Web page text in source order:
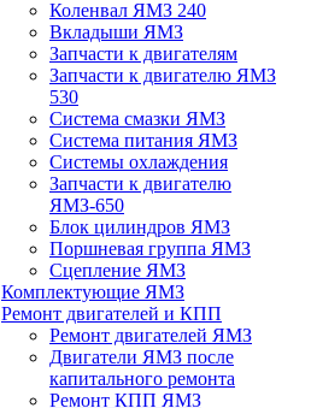
Коленвал ЯМЗ 240
Вкладыши ЯМЗ
Запчасти к двигателям
Запчасти к двигателю ЯМЗ
530
Система смазки ЯМЗ
Система питания ЯМЗ
Системы охлаждения
Запчасти к двигателю
ЯМЗ-650
Блок цилиндров ЯМЗ
Поршневая группа ЯМЗ
Сцепление ЯМЗ
Комплектующие ЯМЗ
Ремонт двигателей и КПП
Ремонт двигателей ЯМЗ
Двигатели ЯМЗ после
капитального ремонта
Ремонт КПП ЯМЗ